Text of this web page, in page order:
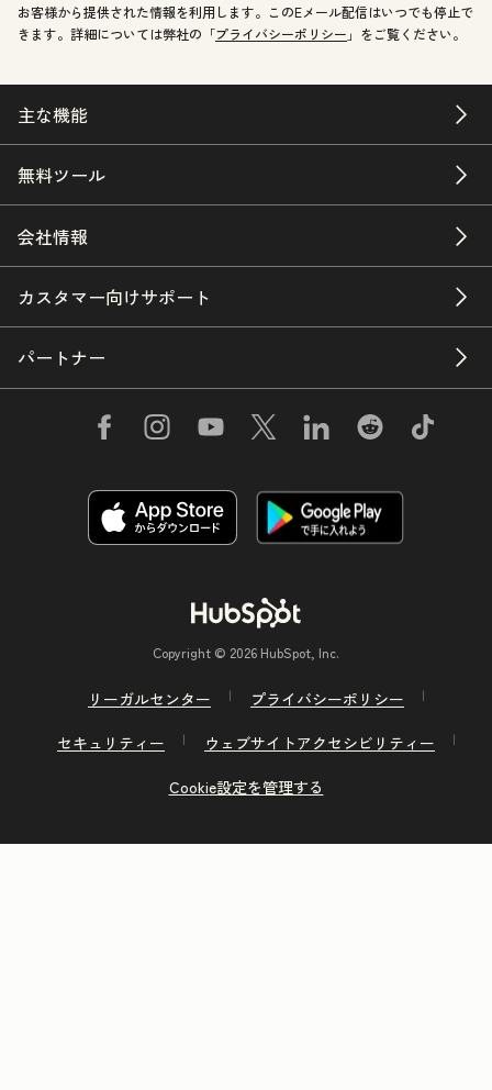
お客様から提供された情報を利用します。このEメール配信はいつでも停止で
きます。詳細については弊社の「プライバシーポリシー 」をご覧ください。
主な機能
無料ツール
会社情報
カスタマー向けサポート
パートナー
Copyright © 2026 HubSpot, Inc.
リーガルセンター
プライバシーポリシー
セキュリティー
ウェブサイトアクセシビリティー
Cookie設定を管理する